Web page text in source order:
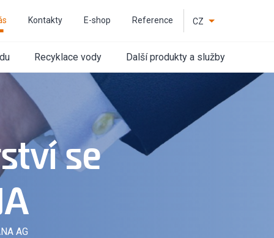
Kontakty E-shop Reference CZ
Recyklace vody Další produkty a služby
se
AG